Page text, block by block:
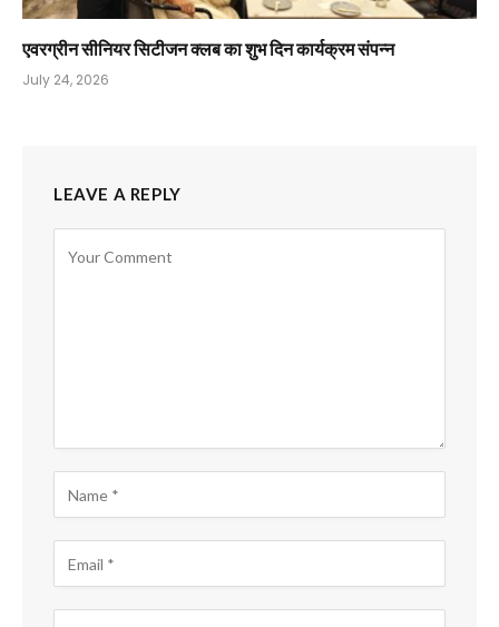
एवरग्रीन सीनियर सिटीजन क्लब का शुभ दिन कार्यक्रम संपन्न
July 24, 2026
LEAVE A REPLY